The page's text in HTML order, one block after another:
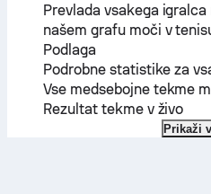
Prevlada vsakega
našem grafu moči v
Podlaga
Podrobne statistike za
Vse medsebojne tekme
Rezultat tekme v živo
Prikaži